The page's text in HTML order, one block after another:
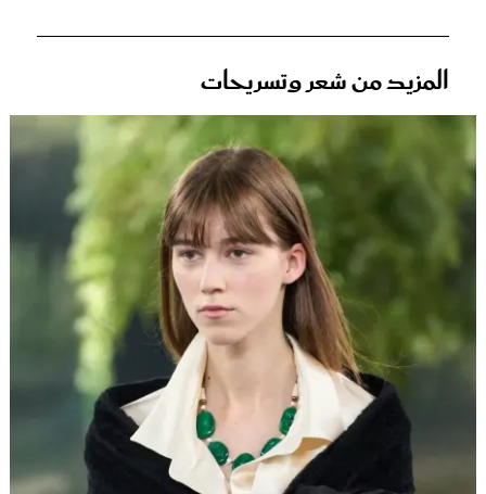
المزيد من شعر وتسريحات